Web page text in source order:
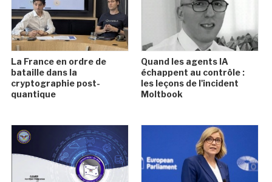
La France en ordre de
bataille dans la
cryptographie post-
quantique
Quand les agents IA
échappent au contrôle :
les leçons de l'incident
Moltbook